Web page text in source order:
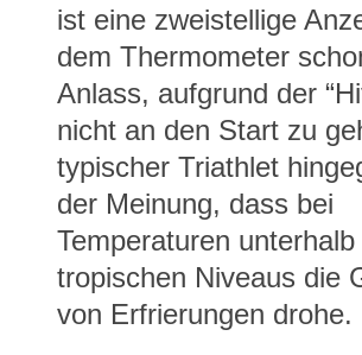
ist eine zweistellige
dem Thermometer
Anlass, aufgrund der
nicht an den Start zu
typischer Triathlet
der Meinung, dass bei
Temperaturen unterhalb
tropischen Niveaus die
von Erfrierungen drohe.